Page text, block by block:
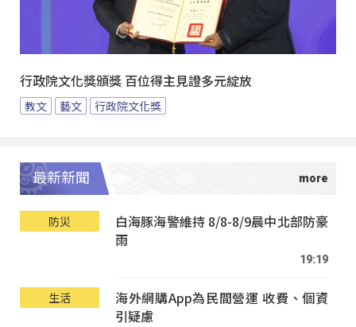
行政院文化獎頒獎 百位得主見證多元綻放
教文 藝文 行政院文化獎
最新新聞
防災
白海豚海警維持 8/8-8/9晨中北部防豪
雨
19:19
生活
海外網購App為民間營運 收費、個資
引疑慮